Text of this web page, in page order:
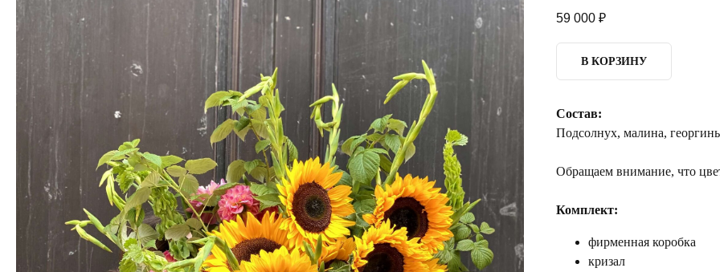
59 000 ₽
В КОРЗИНУ
Состав:
Подсолнух, малина,
Обращаем внимание, что
Комплект:
фирменная коробка
кризал